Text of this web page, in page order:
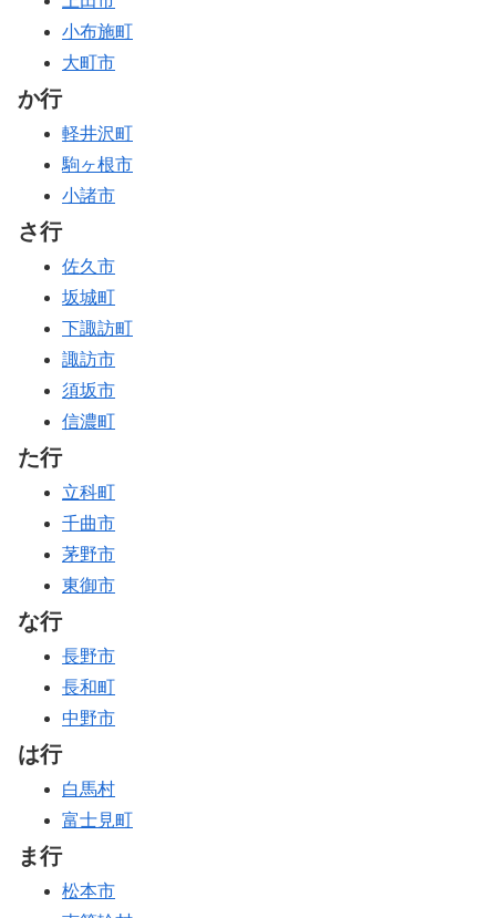
小布施町
大町市
か行
軽井沢町
駒ヶ根市
小諸市
さ行
佐久市
坂城町
下諏訪町
諏訪市
須坂市
信濃町
た行
立科町
千曲市
茅野市
東御市
な行
長野市
長和町
中野市
は行
白馬村
富士見町
ま行
松本市